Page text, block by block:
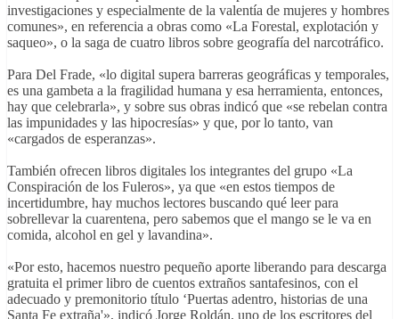
investigaciones y especialmente de la valentía de mujeres y hombres
comunes», en referencia a obras como «La Forestal, explotación y
saqueo», o la saga de cuatro libros sobre geografía del narcotráfico.
Para Del Frade, «lo digital supera barreras geográficas y temporales,
es una gambeta a la fragilidad humana y esa herramienta, entonces,
hay que celebrarla», y sobre sus obras indicó que «se rebelan contra
las impunidades y las hipocresías» y que, por lo tanto, van
«cargados de esperanzas».
También ofrecen libros digitales los integrantes del grupo «La
Conspiración de los Fuleros», ya que «en estos tiempos de
incertidumbre, hay muchos lectores buscando qué leer para
sobrellevar la cuarentena, pero sabemos que el mango se le va en
comida, alcohol en gel y lavandina».
«Por esto, hacemos nuestro pequeño aporte liberando para descarga
gratuita el primer libro de cuentos extraños santafesinos, con el
adecuado y premonitorio título ‘Puertas adentro, historias de una
Santa Fe extraña'», indicó Jorge Roldán, uno de los escritores del